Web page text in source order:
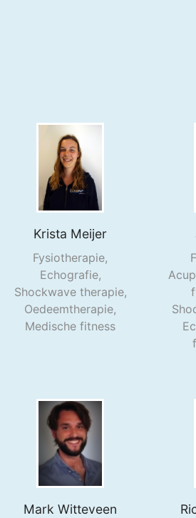
Krista Meijer
Fysiotherapie,
Echografie,
Shockwave therapie,
Oedeemtherapie,
Medische fitness
Mark Witteveen